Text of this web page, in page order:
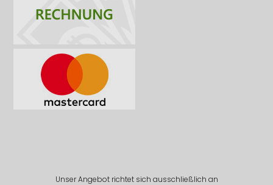
Unser Angebot richtet sich ausschließlich an